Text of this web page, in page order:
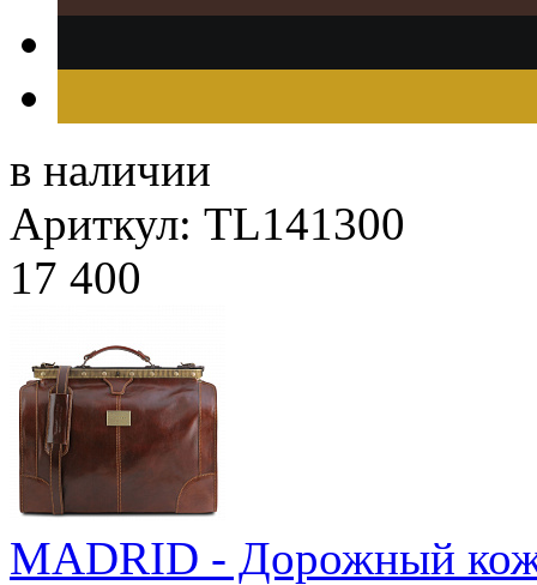
в наличии
Ариткул: TL141300
17 400
MADRID - Дорожный